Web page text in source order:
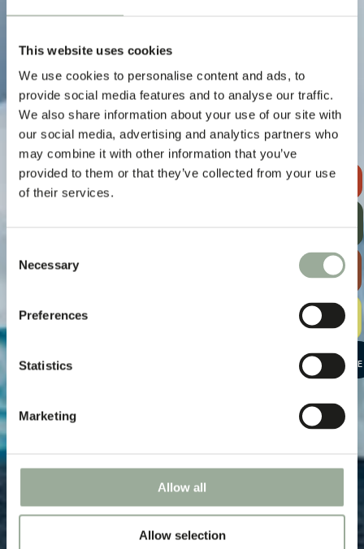
This website uses cookies
We use cookies to personalise content and ads, to
provide social media features and to analyse our traffic.
We also share information about your use of our site with
our social media, advertising and analytics partners who
may combine it with other information that you’ve
provided to them or that they’ve collected from your use
of their services.
Selection
Necessary
Preferences
Statistics
Marketing
Allow all
Allow selection
REACH — alla portata di
tutti
RICHIEDI UN
SCOPRI LA
GUIDA ALLE
BORSE
KIT DI
CAMPIONI
GRATUITO
AVVIA UNA
CONVERSAZIONE